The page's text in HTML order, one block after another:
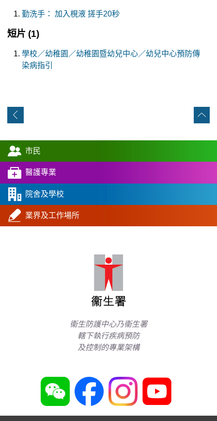
勤洗手： 加入梘液 搓手20秒
短片 (1)
學校／幼稚園／幼稚園暨幼兒中心／幼兒中心預防傳
染病指引
市民
醫護專業
院舍及學校
業界及工作場所
衞生防護中心乃衞生署
轄下執行疾病預防
及控制的專業架構